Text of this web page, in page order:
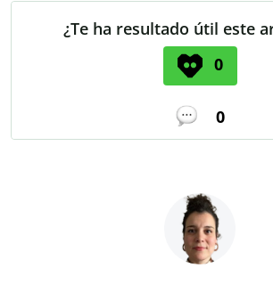
¿Te ha resultado útil este
0
0